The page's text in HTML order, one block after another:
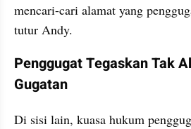
mencari-cari alamat yang
tutur Andy.
Penggugat Tegaskan Tak
Gugatan
Di sisi lain, kuasa hukum